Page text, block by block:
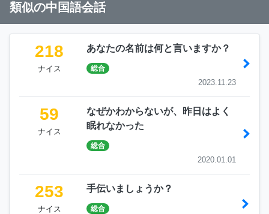
類似の中国語会話
218
ナイス
あなたの名前は何と言いますか？
総合
2023.11.23
59
ナイス
なぜかわからないが、昨日はよく
眠れなかった
総合
2020.01.01
253
ナイス
手伝いましょうか？
総合